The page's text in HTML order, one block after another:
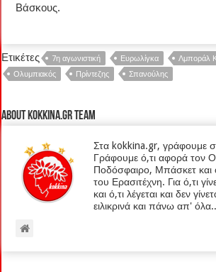
Βάσκους.
Ετικέτες 7η αγωνιστική Ευρωλίγκα Λμποράλ
Ολυμπιακός
Πρίντεζης Σπανούλης
About kokkina.gr TEAM
Στα kokkina.gr, γράφουμε
Γράφουμε ό,τι αφορά τον
Ποδόσφαιρο, Μπάσκετ και
του Ερασιτέχνη. Για ό,τι
και ό,τι λέγεται και δεν
ειλικρινά και πάνω απ'